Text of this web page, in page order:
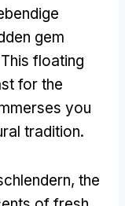
gem
This floating
for the
you
tradition.
the